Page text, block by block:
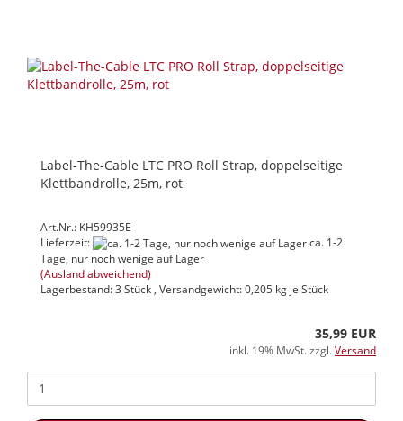
Label-The-Cable LTC PRO Roll Strap, doppelseitige
Klettbandrolle, 25m, rot
Art.Nr.: KH59935E
Lieferzeit:
ca. 1-2
Tage, nur noch wenige auf Lager
(Ausland abweichend)
Lagerbestand: 3 Stück , Versandgewicht:0,205 kg je Stück
35,99 EUR
inkl. 19% MwSt. zzgl.Versand